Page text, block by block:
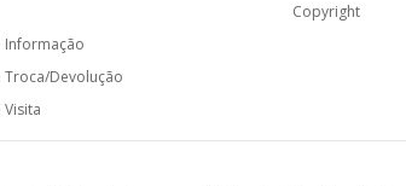
Informação
Troca/Devolução
Copyright